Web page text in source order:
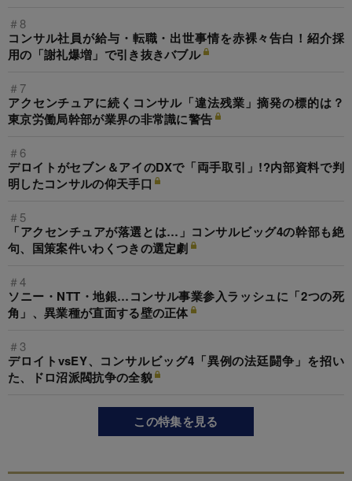
＃8
コンサル社員が給与・転職・出世事情を赤裸々告白！紹介採
用の「謝礼爆増」で引き抜きバブル
＃7
アクセンチュアに続くコンサル「違法残業」摘発の標的は？
東京労働局幹部が業界の非常識に警告
＃6
デロイトがセブン＆アイのDXで「両手取引」!?内部資料で判
明したコンサルの仰天手口
＃5
「アクセンチュアが落選とは…」コンサルビッグ4の幹部も絶
句、国策案件いわくつきの選定劇
＃4
ソニー・NTT・地銀…コンサル事業参入ラッシュに「2つの死
角」、異業種が直面する壁の正体
＃3
デロイトvsEY、コンサルビッグ4「異例の法廷闘争」を招い
た、ドロ沼派閥抗争の全貌
この特集を見る